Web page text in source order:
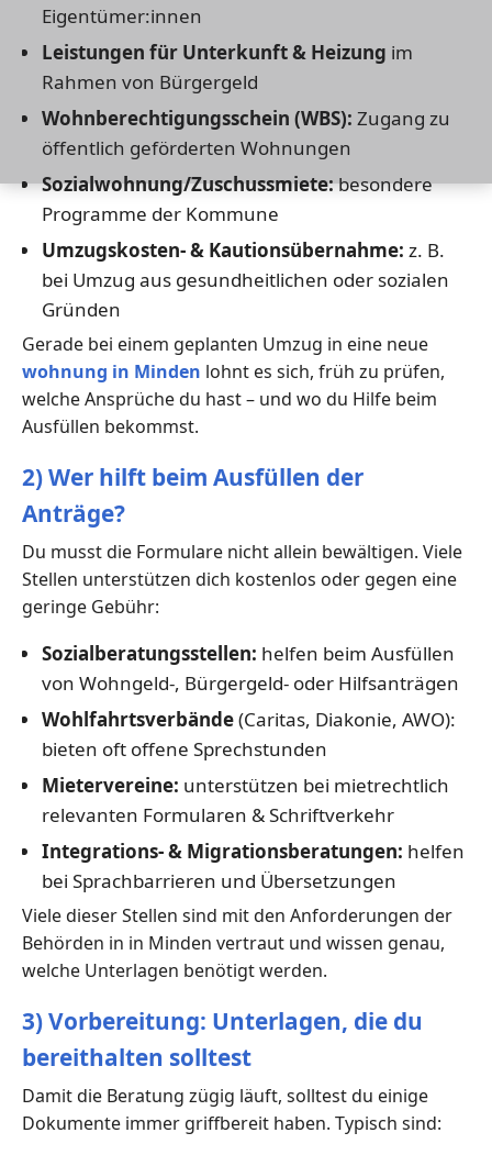
Eigentümer:innen
Leistungen für Unterkunft & Heizung im
Rahmen von Bürgergeld
Wohnberechtigungsschein (WBS): Zugang zu
öffentlich geförderten Wohnungen
Sozialwohnung/Zuschussmiete:besondere
Programme der Kommune
Umzugskosten- & Kautionsübernahme: z. B.
bei Umzug aus gesundheitlichen oder sozialen
Gründen
Gerade bei einem geplanten Umzug in eine neue
wohnung in Minden lohnt es sich, früh zu prüfen,
welche Ansprüche du hast – und wo du Hilfe beim
Ausfüllen bekommst.
2) Wer hilft beim Ausfüllen der
Anträge?
Du musst die Formulare nicht allein bewältigen. Viele
Stellen unterstützen dich kostenlos oder gegen eine
geringe Gebühr:
Sozialberatungsstellen: helfen beim Ausfüllen
von Wohngeld-, Bürgergeld- oder Hilfsanträgen
Wohlfahrtsverbände(Caritas, Diakonie, AWO):
bieten oft offene Sprechstunden
Mietervereine: unterstützen bei mietrechtlich
relevanten Formularen & Schriftverkehr
Integrations- & Migrationsberatungen: helfen
bei Sprachbarrieren und Übersetzungen
Viele dieser Stellen sind mit den Anforderungen der
Behörden in in Minden vertraut und wissen genau,
welche Unterlagen benötigt werden.
3) Vorbereitung: Unterlagen, die du
bereithalten solltest
Damit die Beratung zügig läuft, solltest du einige
Dokumente immer griffbereit haben. Typisch sind: